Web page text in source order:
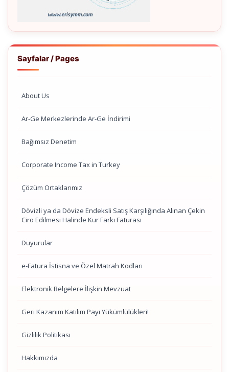
Sayfalar / Pages
About Us
Ar-Ge Merkezlerinde Ar-Ge İndirimi
Bağımsız Denetim
Corporate Income Tax in Turkey
Çözüm Ortaklarımız
Dövizli ya da Dövize Endeksli Satış Karşılığında Alınan Çekin
Ciro Edilmesi Halinde Kur Farkı Faturası
Duyurular
e-Fatura İstisna ve Özel Matrah Kodları
Elektronik Belgelere İlişkin Mevzuat
Geri Kazanım Katılım Payı Yükümlülükleri!
Gizlilik Politikası
Hakkımızda